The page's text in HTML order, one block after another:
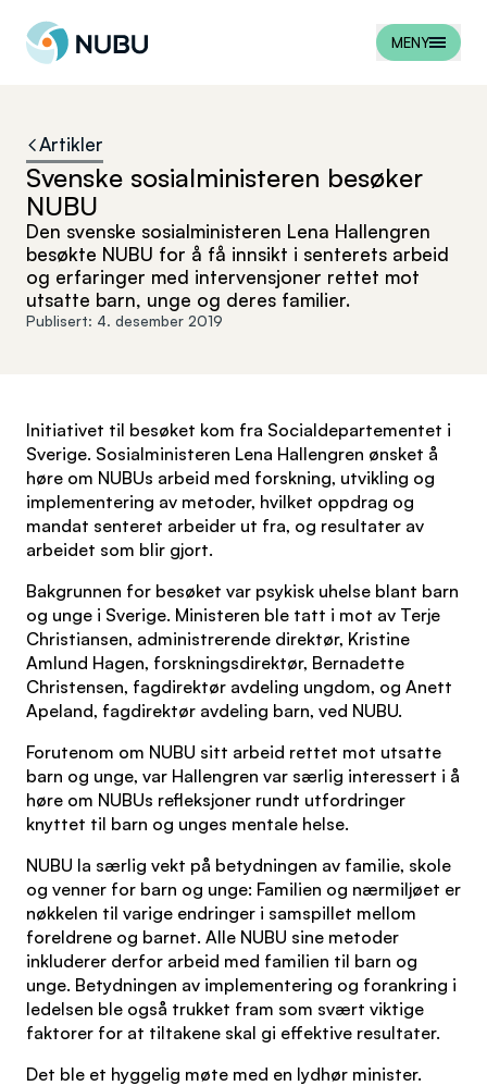
Til forsiden
MENY
Artikler
Svenske sosialministeren besøker
NUBU
Den svenske sosialministeren Lena Hallengren
besøkte NUBU for å få innsikt i senterets arbeid
og erfaringer med intervensjoner rettet mot
utsatte barn, unge og deres familier.
Publisert: 4. desember 2019
Initiativet til besøket kom fra Socialdepartementet i
Sverige. Sosialministeren Lena Hallengren ønsket å
høre om NUBUs arbeid med forskning, utvikling og
implementering av metoder, hvilket oppdrag og
mandat senteret arbeider ut fra, og resultater av
arbeidet som blir gjort.
Bakgrunnen for besøket var psykisk uhelse blant barn
og unge i Sverige. Ministeren ble tatt i mot av Terje
Christiansen, administrerende direktør, Kristine
Amlund Hagen, forskningsdirektør, Bernadette
Christensen, fagdirektør avdeling ungdom, og Anett
Apeland, fagdirektør avdeling barn, ved NUBU.
Forutenom om NUBU sitt arbeid rettet mot utsatte
barn og unge, var Hallengren var særlig interessert i å
høre om NUBUs refleksjoner rundt utfordringer
knyttet til barn og unges mentale helse.
NUBU la særlig vekt på betydningen av familie, skole
og venner for barn og unge: Familien og nærmiljøet er
nøkkelen til varige endringer i samspillet mellom
foreldrene og barnet. Alle NUBU sine metoder
inkluderer derfor arbeid med familien til barn og
unge. Betydningen av implementering og forankring i
ledelsen ble også trukket fram som svært viktige
faktorer for at tiltakene skal gi effektive resultater.
Det ble et hyggelig møte med en lydhør minister.